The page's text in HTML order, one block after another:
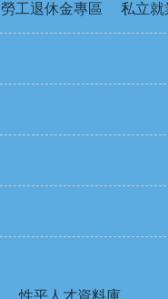
勞工退休金專區 私立就
性平人才資料庫